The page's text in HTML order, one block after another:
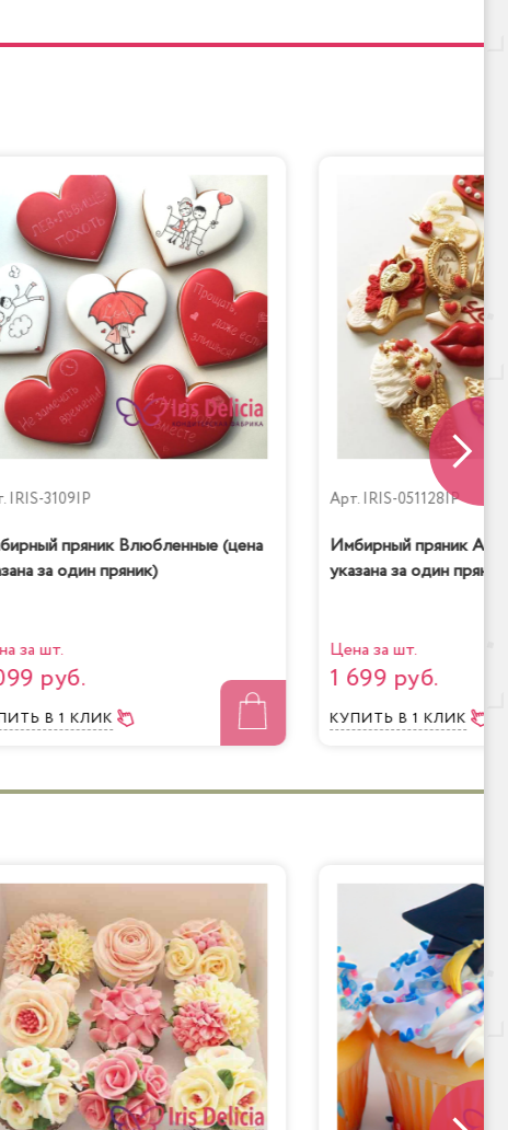
IRIS-3109IP
пряник Влюбленные (цена
за один пряник)
за шт.
руб.
В 1 КЛИК
Арт. IRIS-051128IP
Имбирный пряник
указана за один
Цена за шт.
1 699 руб.
КУПИТЬ В 1 КЛИК